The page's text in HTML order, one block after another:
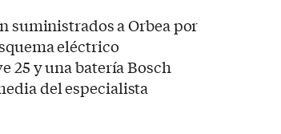
suministrados a Orbea por
eléctrico
25 y una batería Bosch
del especialista